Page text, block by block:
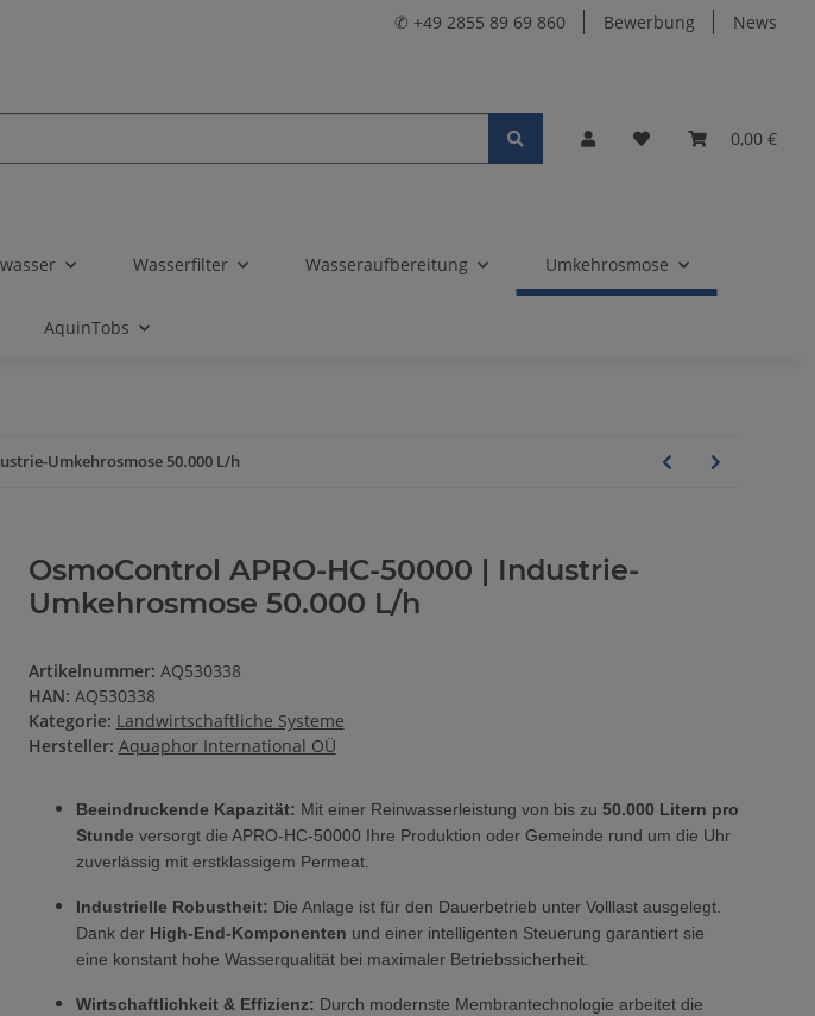
✆ +49 2855 89 69 860 Bewerbung News
0,00 €
Wasserfilter Wasseraufbereitung Umkehrosmose
AquinTobs
Umkehrosmose 50.000 L/h
OsmoControl APRO-HC-50000 | Industrie-
Umkehrosmose 50.000 L/h
Artikelnummer: AQ530338
HAN: AQ530338
Kategorie: Landwirtschaftliche Systeme
Hersteller: Aquaphor International OÜ
Beeindruckende Kapazität: Mit einer Reinwasserleistung von bis zu 50.000 Litern pro
Stunde versorgt die APRO-HC-50000 Ihre Produktion oder Gemeinde rund um die Uhr
zuverlässig mit erstklassigem Permeat.
Industrielle Robustheit: Die Anlage ist für den Dauerbetrieb unter Volllast ausgelegt.
Dank der High-End-Komponenten und einer intelligenten Steuerung garantiert sie
eine konstant hohe Wasserqualität bei maximaler Betriebssicherheit.
Wirtschaftlichkeit & Effizienz: Durch modernste Membrantechnologie arbeitet die